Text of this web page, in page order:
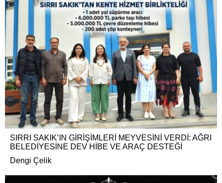
SIRRI SAKIK’IN GİRİŞİMLERİ MEYVESİNİ VERDİ: AĞRI
BELEDİYESİNE DEV HİBE VE ARAÇ DESTEĞİ
Dengi Çelik